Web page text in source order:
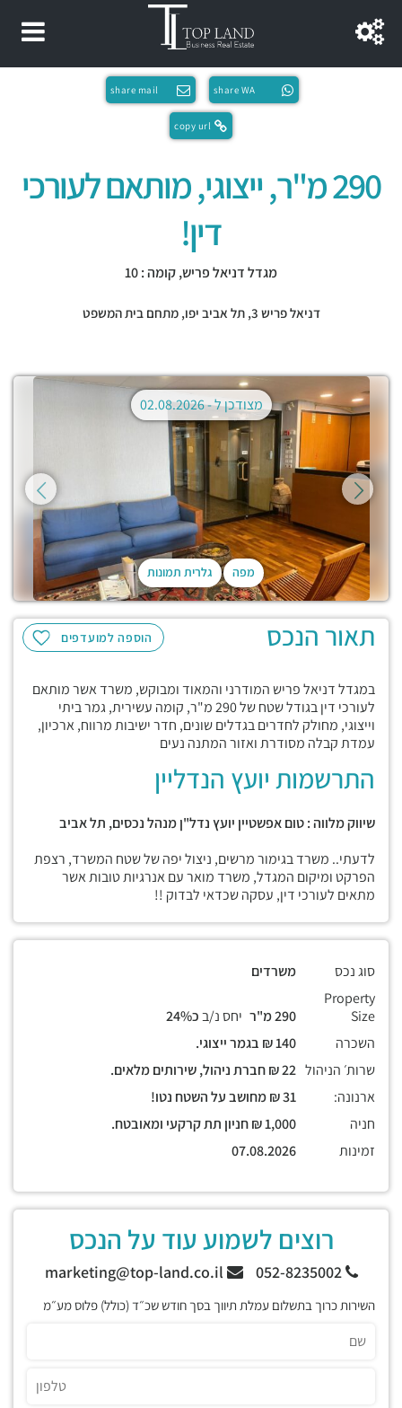
share WA
share mail
copy url
290 מ"ר, ייצוגי, מותאם לעורכי
דין!
מגדל דניאל פריש, קומה : 10
דניאל פריש 3, תל אביב יפו,מתחם בית המשפט
מפה גלרית תמונות
מצודכן ל -02.08.2026
הוספה למועדפים תאור הנכס
במגדל דניאל פריש המודרני והמאוד ומבוקש, משרד אשר מותאם
לעורכי דין בגודל שטח של 290 מ"ר, קומה עשירית, גמר ביתי
וייצוגי, מחולק לחדרים בגדלים שונים, חדר ישיבות מרווח, ארכיון,
עמדת קבלה מסודרת ואזור המתנה נעים
התרשמות יועץ הנדליין
שיווק מלווה : טום אפשטיין יועץ נדל"ן מנהל נכסים, תל אביב
לדעתי.. משרד בגימור מרשים, ניצול יפה של שטח המשרד, רצפת
הפרקט ומיקום המגדל, משרד מואר עם אנרגיות טובות אשר
מתאים לעורכי דין, עסקה שכדאי לבדוק !!
סוג נכס
משרדים
Property
Size
יחס נ/בכ24%
השכרה
שרות׳ הניהול
ארנונה:
חניה
זמינות
רוצים לשמוע עוד על הנכס
052-8235002
השירות כרוך בתשלום עמלת תיווך בסך חודש שכ״ד (כולל) פלוס מע״מ